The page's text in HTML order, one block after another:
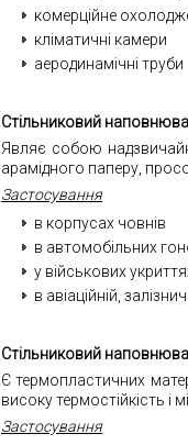
комерційне
кліматичні камери
аеродинамічні труби
Стільниковий
Являє собою
арамідного паперу,
Застосування
в корпусах човнів
в автомобільних
у військових
в авіаційній,
Стільниковий
Є термопластичних
високу термостійкість і
Застосування